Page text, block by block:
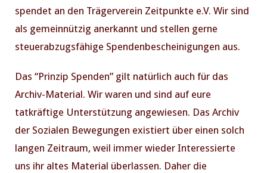
spendet an den Trägerverein Zeitpunkte e.V. Wir sind
als gemeinnützig anerkannt und stellen gerne
steuerabzugsfähige Spendenbescheinigungen aus.
Das “Prinzip Spenden” gilt natürlich auch für das
Archiv-Material. Wir waren und sind auf eure
tatkräftige Unterstützung angewiesen. Das Archiv
der Sozialen Bewegungen existiert über einen solch
langen Zeitraum, weil immer wieder Interessierte
uns ihr altes Material überlassen. Daher die